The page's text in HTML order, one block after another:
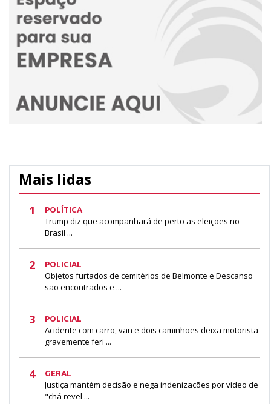
Mais lidas
1 POLÍTICA
Trump diz que acompanhará de perto as eleições no
Brasil ...
2 POLICIAL
Objetos furtados de cemitérios de Belmonte e Descanso
são encontrados e ...
3 POLICIAL
Acidente com carro, van e dois caminhões deixa motorista
gravemente feri ...
4 GERAL
Justiça mantém decisão e nega indenizações por vídeo de
"chá revel ...